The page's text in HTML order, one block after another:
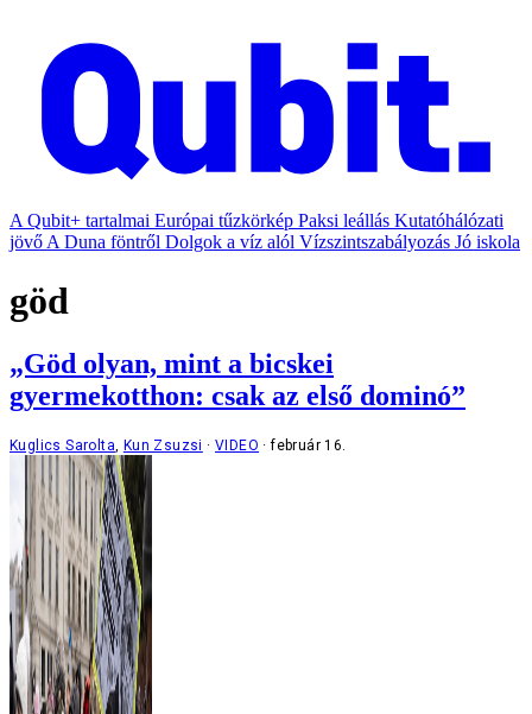
A Qubit+ tartalmai Európai tűzkörkép Paksi leállás Kutatóhálózati
jövő A Duna föntről Dolgok a víz alól Vízszintszabályozás Jó iskola
göd
„Göd olyan, mint a bicskei
gyermekotthon: csak az első dominó”
Kuglics Sarolta, Kun Zsuzsi VIDEO február 16.